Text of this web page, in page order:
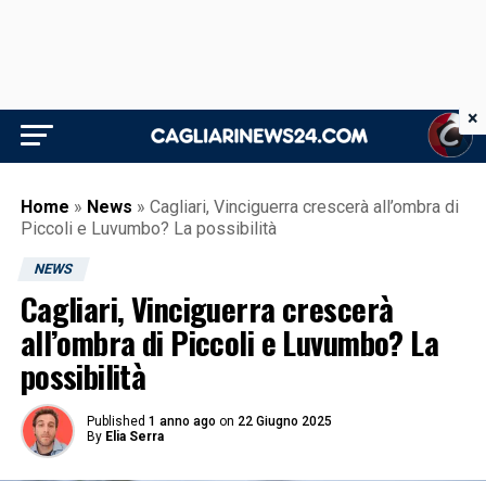
Home » News » Cagliari, Vinciguerra crescerà all’ombra di
Piccoli e Luvumbo? La possibilità
NEWS
Cagliari, Vinciguerra crescerà
all’ombra di Piccoli e Luvumbo? La
possibilità
Published 1 anno ago on 22 Giugno 2025
By Elia Serra
×